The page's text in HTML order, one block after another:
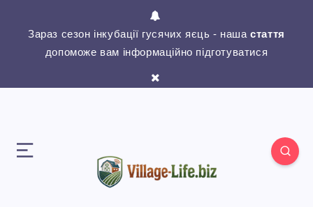
Зараз сезон інкубації гусячих яєць - нашастаття
допоможе вам інформаційно підготуватися